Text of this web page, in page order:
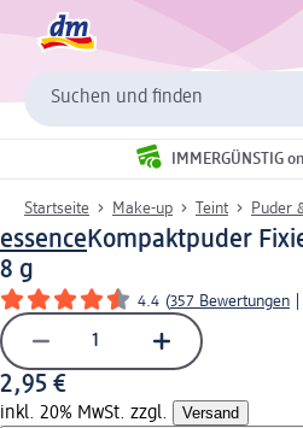
Suchen und finden
IMMERGÜNSTIG
Startseite Make-up Teint Puder
essence Kompaktpuder
8 g
4.4 (357 Bewertungen
2,95 €
inkl. 20% MwSt. zzgl. Versand